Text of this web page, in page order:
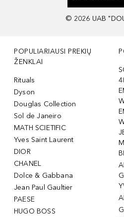
© 2026 UAB
POPULIARIAUSI PREKIŲ
ŽENKLAI
Rituals
Dyson
Douglas Collection
Sol de Janeiro
MATH SCIETIFIC
Yves Saint Laurent
DIOR
CHANEL
Dolce & Gabbana
Jean Paul Gaultier
PAESE
HUGO BOSS